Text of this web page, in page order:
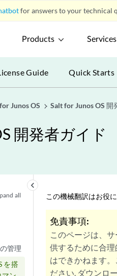
for answers to your technical
Products Services
Guide Quick Starts
Junos OS Salt for Junos OS 開
開発者ガイド
keyboard_arrow_left
all
管理
を搭
この機械翻訳はお役
免責事項:
このページは、
供するために合
はできかねます
ださい. ダウンロ